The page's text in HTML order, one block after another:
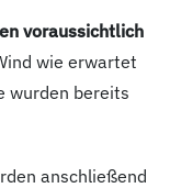
voraussichtlich
wie erwartet
wurden bereits
anschließend